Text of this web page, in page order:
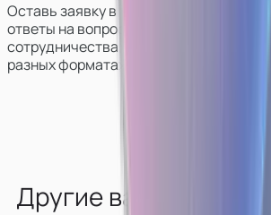
Оставь заявку в телеграм боте
ответы на вопросы, поможем
сотрудничества, покажем работу и
разных форматах.
Другие вакансии